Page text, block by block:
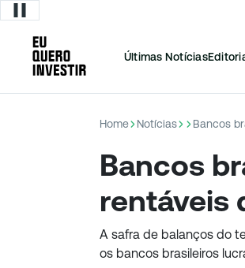
Últimas Notícias
Home Notícias Bancos
Bancos
rentáveis
A safra de balanços do
os bancos brasileiros